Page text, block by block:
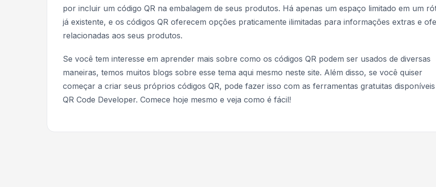
por incluir um código QR na embalagem de seus produtos. Há apenas um espaço limitado em um
já existente, e os códigos QR oferecem opções praticamente ilimitadas para informações extras e
relacionadas aos seus produtos.
Se você tem interesse em aprender mais sobre como os códigos QR podem ser usados de diversas
maneiras, temos muitos blogs sobre esse tema aqui mesmo neste site. Além disso, se você quiser
começar a criar seus próprios códigos QR, pode fazer isso com as ferramentas gratuitas
QR Code Developer. Comece hoje mesmo e veja como é fácil!